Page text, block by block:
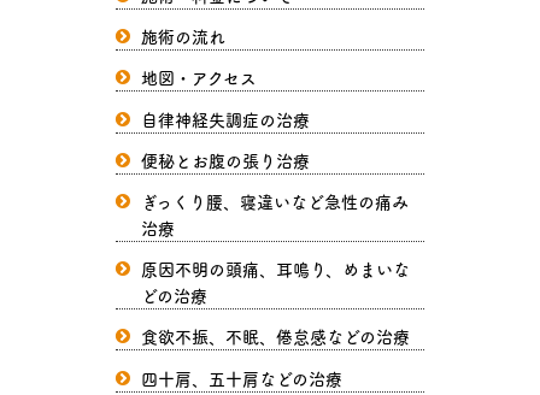
施術の流れ
地図・アクセス
自律神経失調症の治療
便秘とお腹の張り治療
ぎっくり腰、寝違いなど急性の痛み
治療
原因不明の頭痛、耳鳴り、めまいな
どの治療
食欲不振、不眠、倦怠感などの治療
四十肩、五十肩などの治療